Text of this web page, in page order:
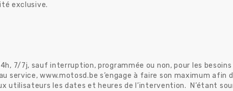
exclusive.
7/7j, sauf interruption, programmée ou non, pour les besoins
service, www.motosd.be s’engage à faire son maximum afin
utilisateurs les dates et heures de l’intervention. N’étant